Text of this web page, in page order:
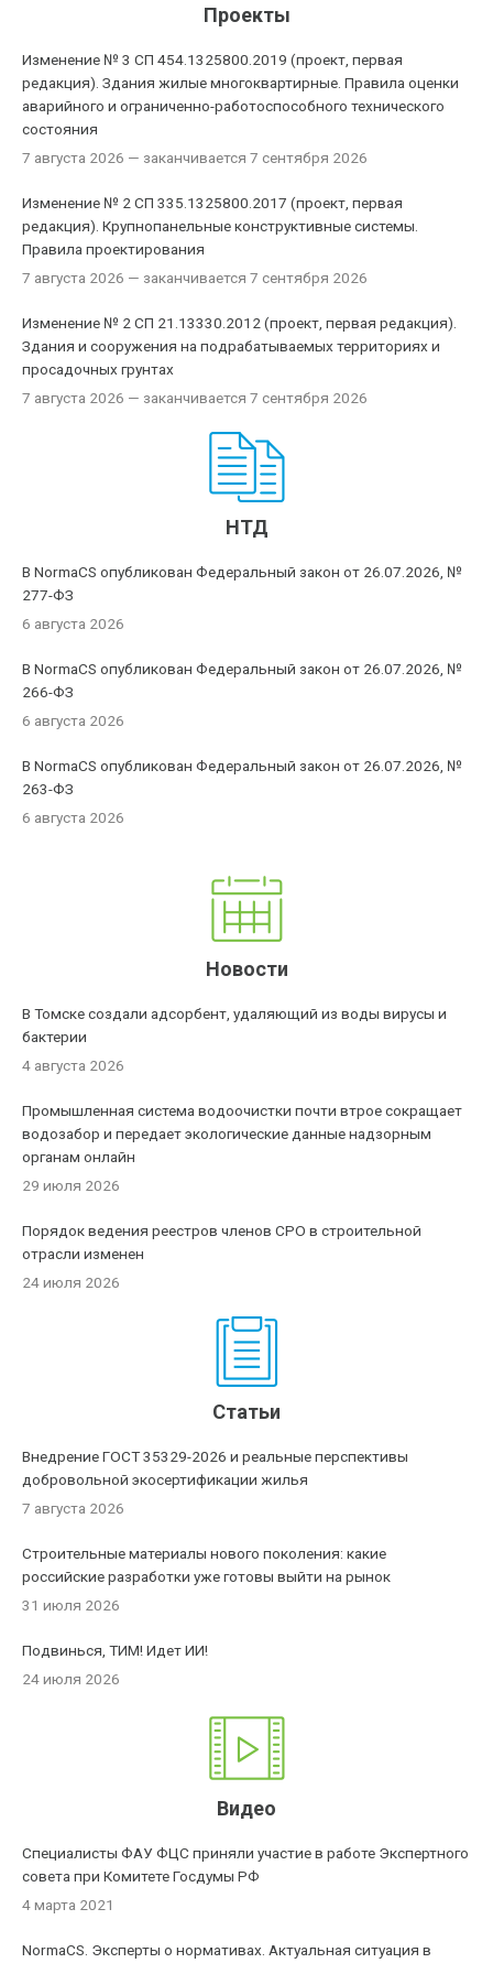
Проекты
Изменение № 3 СП 454.1325800.2019 (проект, первая
редакция). Здания жилые многоквартирные. Правила оценки
аварийного и ограниченно-работоспособного технического
состояния
7 августа 2026 — заканчивается 7 сентября 2026
Изменение № 2 СП 335.1325800.2017 (проект, первая
редакция). Крупнопанельные конструктивные системы.
Правила проектирования
7 августа 2026 — заканчивается 7 сентября 2026
Изменение № 2 СП 21.13330.2012 (проект, первая редакция).
Здания и сооружения на подрабатываемых территориях и
просадочных грунтах
7 августа 2026 — заканчивается 7 сентября 2026
НТД
В NormaCS опубликован Федеральный закон от 26.07.2026, №
277-ФЗ
6 августа 2026
В NormaCS опубликован Федеральный закон от 26.07.2026, №
266-ФЗ
6 августа 2026
В NormaCS опубликован Федеральный закон от 26.07.2026, №
263-ФЗ
6 августа 2026
Новости
В Томске создали адсорбент, удаляющий из воды вирусы и
бактерии
4 августа 2026
Промышленная система водоочистки почти втрое сокращает
водозабор и передает экологические данные надзорным
органам онлайн
29 июля 2026
Порядок ведения реестров членов СРО в строительной
отрасли изменен
24 июля 2026
Статьи
Внедрение ГОСТ 35329-2026 и реальные перспективы
добровольной экосертификации жилья
7 августа 2026
Строительные материалы нового поколения: какие
российские разработки уже готовы выйти на рынок
31 июля 2026
Подвинься, ТИМ! Идет ИИ!
24 июля 2026
Видео
Специалисты ФАУ ФЦС приняли участие в работе Экспертного
совета при Комитете Госдумы РФ
4 марта 2021
NormaCS. Эксперты о нормативах. Актуальная ситуация в